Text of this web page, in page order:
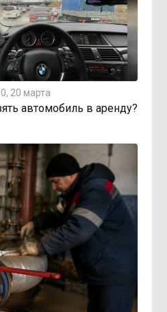
20 марта
автомобиль в аренду?